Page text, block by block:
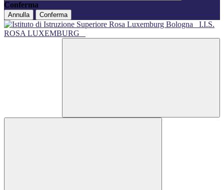
Conferma
Annulla Conferma
I.I.S.
ROSA LUXEMBURG